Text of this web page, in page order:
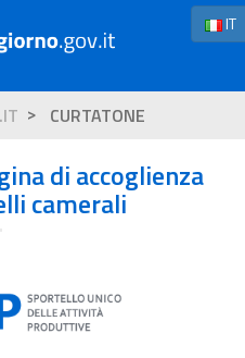
IT
CURTATONE
di accoglienza
camerali